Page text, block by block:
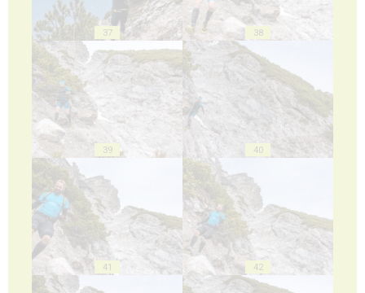
37 38
39 40
41 42